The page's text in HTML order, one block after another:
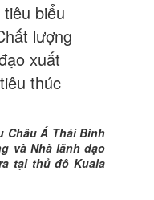
biểu
lượng
xuất
thúc
Châu Á Thái Bình
và Nhà lãnh đạo
tại thủ đô Kuala
JUL
trở thành
Trong bộ ảnh thời trang
2023 Quyn Si mang đến